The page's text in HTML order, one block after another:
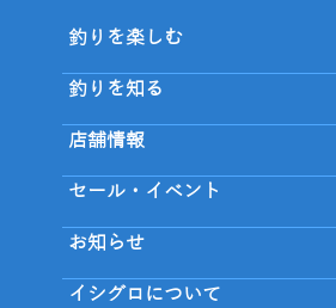
釣りを楽しむ
釣りを知る
店舗情報
セール・イベント
お知らせ
イシグロについて